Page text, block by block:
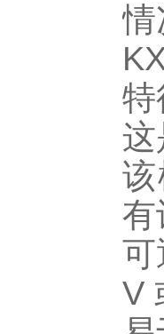
情
特
可
V